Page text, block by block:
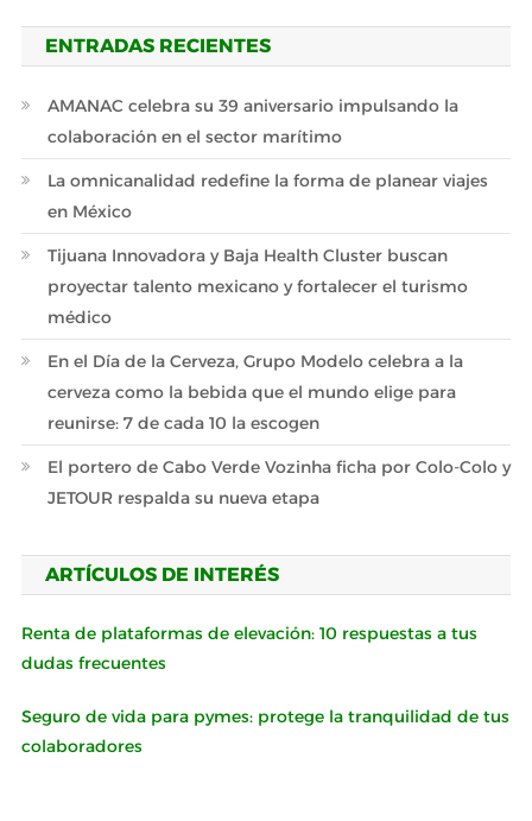
ENTRADAS RECIENTES
AMANAC celebra su 39 aniversario impulsando la
colaboración en el sector marítimo
La omnicanalidad redefine la forma de planear viajes
en México
Tijuana Innovadora y Baja Health Cluster buscan
proyectar talento mexicano y fortalecer el turismo
médico
En el Día de la Cerveza, Grupo Modelo celebra a la
cerveza como la bebida que el mundo elige para
reunirse: 7 de cada 10 la escogen
El portero de Cabo Verde Vozinha ficha por Colo-Colo y
JETOUR respalda su nueva etapa
ARTÍCULOS DE INTERÉS
Renta de plataformas de elevación: 10 respuestas a tus
dudas frecuentes
Seguro de vida para pymes: protege la tranquilidad de tus
colaboradores